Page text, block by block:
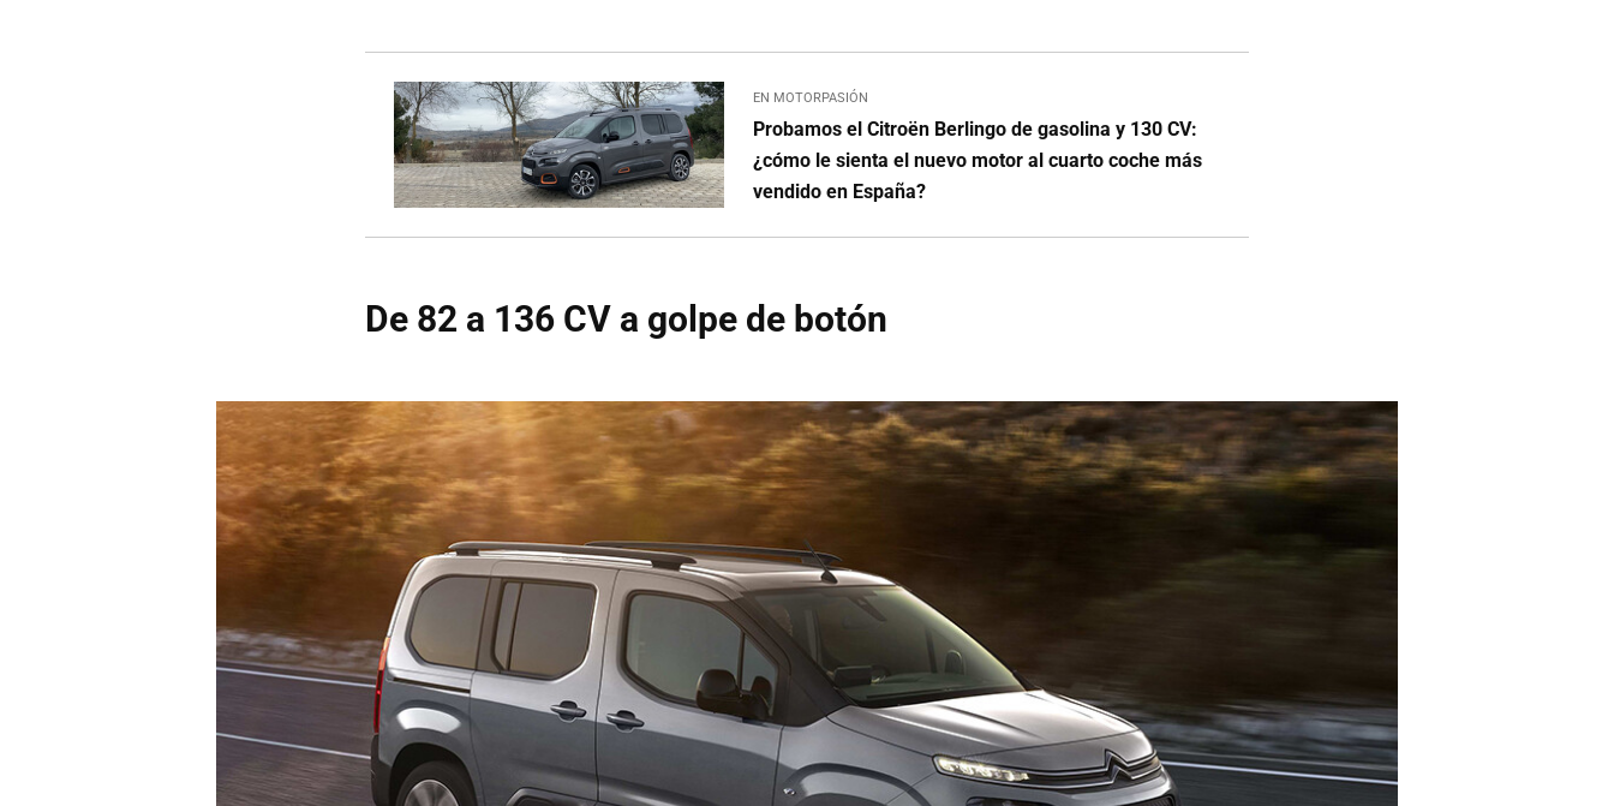
EN MOTORPASIÓN
Probamos el Citroën Berlingo de gasolina y 130 CV:
¿cómo le sienta el nuevo motor al cuarto coche más
vendido en España?
De 82 a 136 CV a golpe de botón